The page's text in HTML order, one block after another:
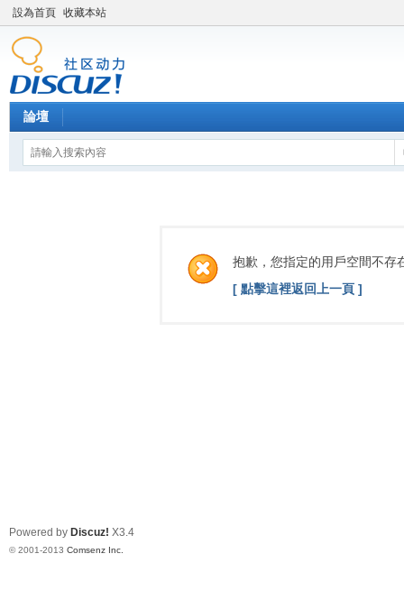
設為首頁 收藏本站
論壇
抱歉，您指定的用戶空間不存
[ 點擊這裡返回上一頁 ]
Powered by Discuz! X3.4
© 2001-2013 Comsenz Inc.